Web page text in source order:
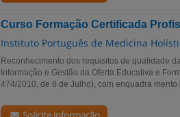
Curso Formação Certificada
Instituto Português de Medicina
Reconhecimento dos requisitos de qualidade
Informação e Gestão da Oferta Educativa e
474/2010, de 8 de Julho), com enquadra